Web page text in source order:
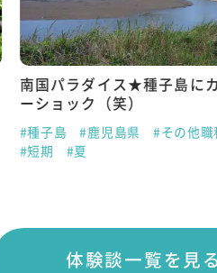
行きたい国や場所がたくさ
を楽しみながら貯金できる
#黒川温泉 #熊本県
#宿泊業務
#長期
#冬
体験談一覧を見る